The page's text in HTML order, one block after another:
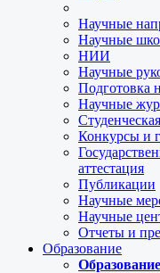
Научные
Научные
НИИ
Научные
Подготовка
Научные
Конкурсы и
аттестация
Публикации
Научные
Научные
Отчеты и
Образование
Образование